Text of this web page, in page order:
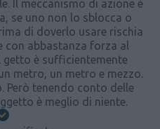
Il meccanismo di azione è
se uno non lo sblocca o
di doverlo usare rischia
con abbastanza forza al
è sufficientemente
metro, un metro e mezzo.
Però tenendo conto delle
è meglio di niente.